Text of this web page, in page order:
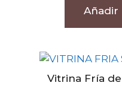
Añadir
Vitrina Fría